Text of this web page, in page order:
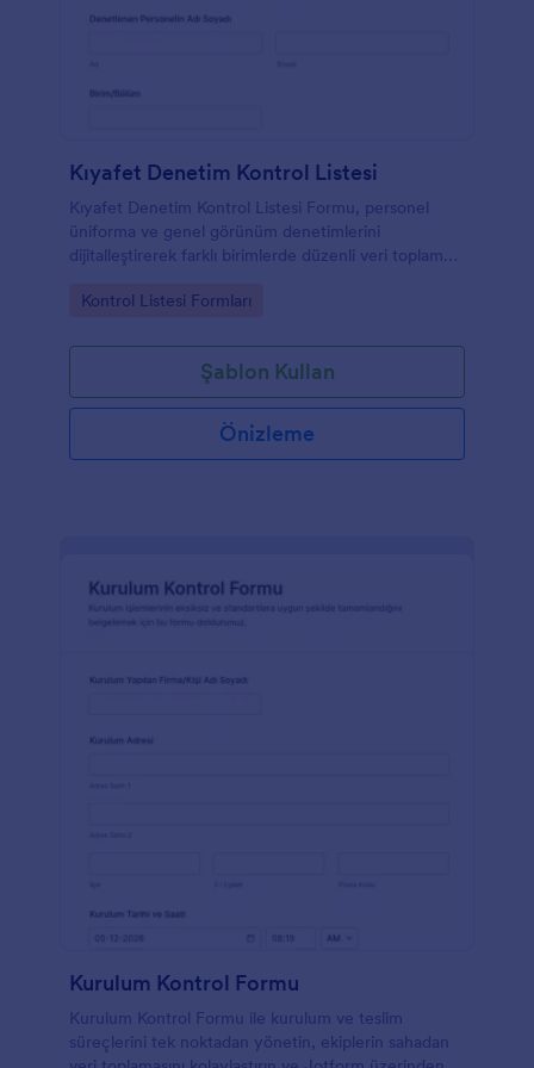
Kıyafet Denetim Kontrol Listesi
Kıyafet Denetim Kontrol Listesi Formu, personel
üniforma ve genel görünüm denetimlerini
dijitalleştirerek farklı birimlerde düzenli veri toplama
Go to Category:
Kontrol Listesi Formları
Şablon Kullan
Önizleme
Kurulum Kontrol Formu
Kurulum Kontrol Formu ile kurulum ve teslim
süreçlerini tek noktadan yönetin, ekiplerin sahadan